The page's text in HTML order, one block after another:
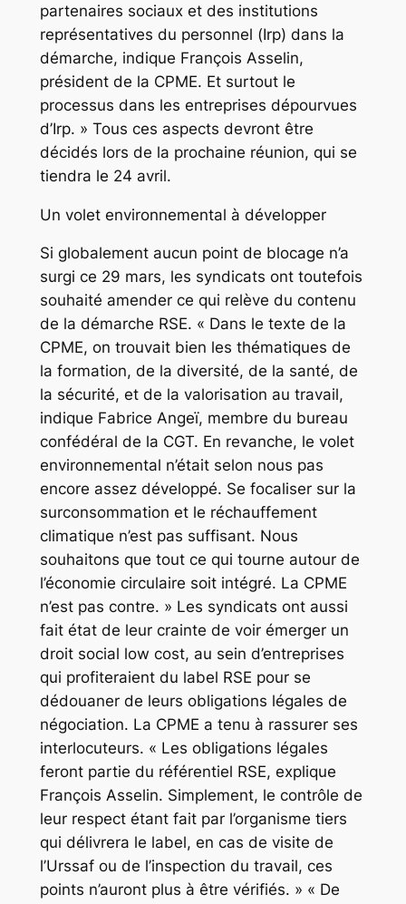
partenaires sociaux et des institutions
représentatives du personnel (Irp) dans la
démarche, indique François Asselin,
président de la CPME. Et surtout le
processus dans les entreprises dépourvues
d’Irp. » Tous ces aspects devront être
décidés lors de la prochaine réunion, qui se
tiendra le 24 avril.
Un volet environnemental à développer
Si globalement aucun point de blocage n’a
surgi ce 29 mars, les syndicats ont toutefois
souhaité amender ce qui relève du contenu
de la démarche RSE. « Dans le texte de la
CPME, on trouvait bien les thématiques de
la formation, de la diversité, de la santé, de
la sécurité, et de la valorisation au travail,
indique Fabrice Angeï, membre du bureau
confédéral de la CGT. En revanche, le volet
environnemental n’était selon nous pas
encore assez développé. Se focaliser sur la
surconsommation et le réchauffement
climatique n’est pas suffisant. Nous
souhaitons que tout ce qui tourne autour de
l’économie circulaire soit intégré. La CPME
n’est pas contre. » Les syndicats ont aussi
fait état de leur crainte de voir émerger un
droit social low cost, au sein d’entreprises
qui profiteraient du label RSE pour se
dédouaner de leurs obligations légales de
négociation. La CPME a tenu à rassurer ses
interlocuteurs. « Les obligations légales
feront partie du référentiel RSE, explique
François Asselin. Simplement, le contrôle de
leur respect étant fait par l’organisme tiers
qui délivrera le label, en cas de visite de
l’Urssaf ou de l’inspection du travail, ces
points n’auront plus à être vérifiés. » « De